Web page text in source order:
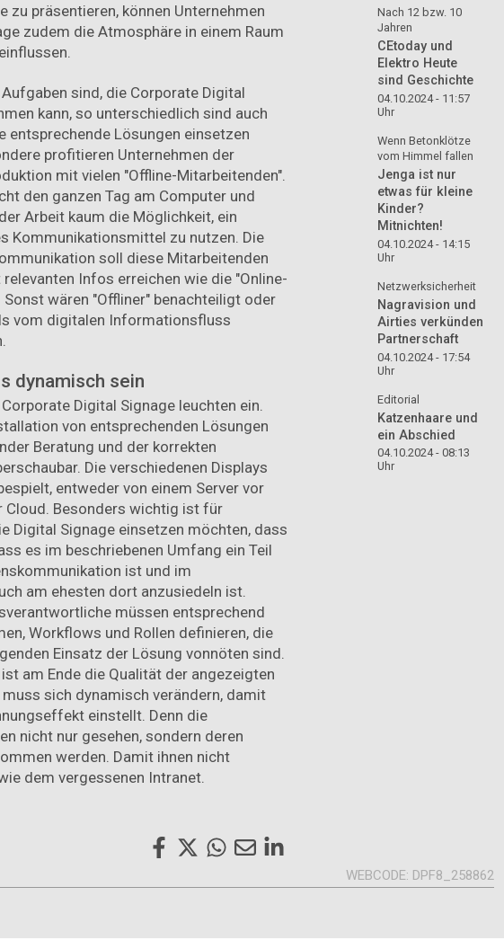
zu präsentieren, können Unternehmen
zudem die Atmosphäre in einem Raum
sind, die Corporate Digital
kann, so unterschiedlich sind auch
entsprechende Lösungen einsetzen
profitieren Unternehmen der
mit vielen "Offline-Mitarbeitenden".
den ganzen Tag am Computer und
Arbeit kaum die Möglichkeit, ein
Kommunikationsmittel zu nutzen. Die
soll diese Mitarbeitenden
Infos erreichen wie die "Online-
Sonst wären "Offliner" benachteiligt oder
vom digitalen Informationsfluss
dynamisch sein
Digital Signage leuchten ein.
von entsprechenden Lösungen
Beratung und der korrekten
Die verschiedenen Displays
entweder von einem Server vor
Cloud. Besonders wichtig ist für
Digital Signage einsetzen möchten, dass
es im beschriebenen Umfang ein Teil
ist und im
am ehesten dort anzusiedeln ist.
müssen entsprechend
Workflows und Rollen definieren, die
Einsatz der Lösung vonnöten sind.
am Ende die Qualität der angezeigten
sich dynamisch verändern, damit
einstellt. Denn die
nicht nur gesehen, sondern deren
werden. Damit ihnen nicht
dem vergessenen Intranet.
Nach 12 bzw. 10
Jahren
CEtoday und
Elektro Heute
sind Geschichte
04.10.2024 - 11:57
Uhr
Wenn Betonklötze
vom Himmel fallen
Jenga ist nur
etwas für kleine
Kinder?
Mitnichten!
04.10.2024 - 14:15
Uhr
Netzwerksicherheit
Nagravision und
Airties verkünden
Partnerschaft
04.10.2024 - 17:54
Uhr
Editorial
Katzenhaare und
ein Abschied
04.10.2024 - 08:13
Uhr
WEBCODE DPF8_258862